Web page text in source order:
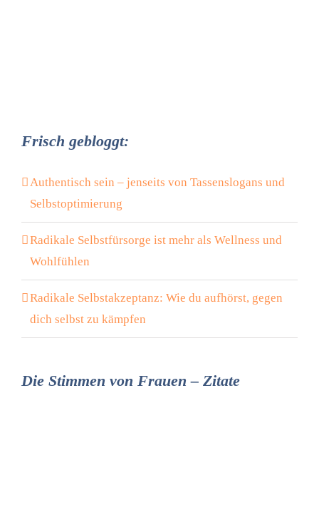
Frisch gebloggt:
Authentisch sein – jenseits von Tassenslogans und
Selbstoptimierung
Radikale Selbstfürsorge ist mehr als Wellness und
Wohlfühlen
Radikale Selbstakzeptanz: Wie du aufhörst, gegen
dich selbst zu kämpfen
Die Stimmen von Frauen – Zitate